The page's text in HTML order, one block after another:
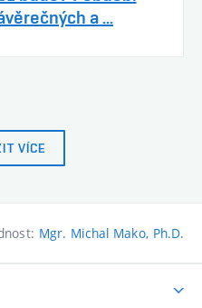
a ...
VÍCE
Mgr. Michal Mako, Ph.D.